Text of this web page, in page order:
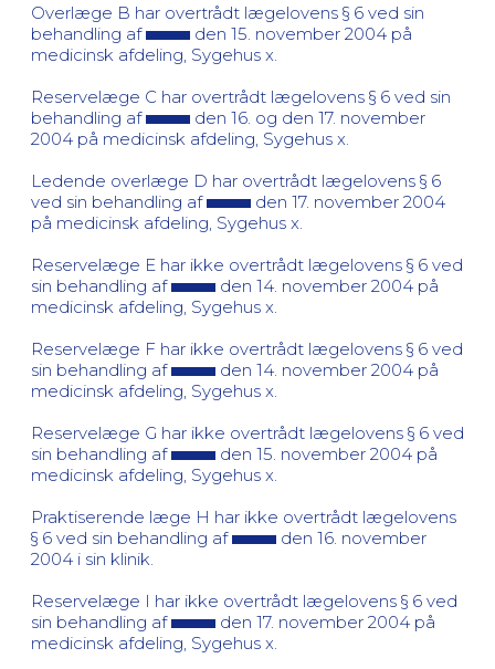
Overlæge B har overtrådt lægelovens § 6 ved sin
behandling af
den 15. november 2004 på
medicinsk afdeling, Sygehus x.
Reservelæge C har overtrådt lægelovens § 6 ved sin
behandling af
den 16. og den 17. november
2004 på medicinsk afdeling, Sygehus x.
Ledende overlæge D har overtrådt lægelovens § 6
ved sin behandling af
den 17. november 2004
på medicinsk afdeling, Sygehus x.
Reservelæge E har ikke overtrådt lægelovens § 6 ved
sin behandling af
den 14. november 2004 på
medicinsk afdeling, Sygehus x.
Reservelæge F har ikke overtrådt lægelovens § 6 ved
sin behandling af
den 14. november 2004 på
medicinsk afdeling, Sygehus x.
Reservelæge G har ikke overtrådt lægelovens § 6 ved
sin behandling af
den 15. november 2004 på
medicinsk afdeling, Sygehus x.
Praktiserende læge H har ikke overtrådt lægelovens
§ 6 ved sin behandling af
den 16. november
2004 i sin klinik.
Reservelæge I har ikke overtrådt lægelovens § 6 ved
sin behandling af
den 17. november 2004 på
medicinsk afdeling, Sygehus x.